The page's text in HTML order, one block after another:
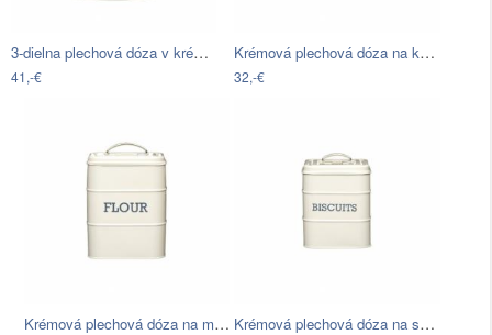
3-dielna plechová dóza v krémovej farbe…
41,-€
Krémová plechová dóza na koláč Kitchen…
32,-€
Krémová plechová dóza na múku Kitchen… Krémová plechová dóza na sušienky…